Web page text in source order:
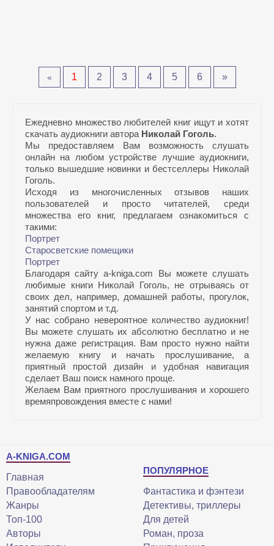
« 1 2 3 4 5 6 »
Ежедневно множество любителей книг ищут и хотят
скачать аудиокниги автора Николай Гоголь.
Мы предоставляем Вам возможность слушать
онлайн на любом устройстве лучшие аудиокниги,
только вышедшие новинки и бестселлеры Николай
Гоголь.
Исходя из многочисленных отзывов наших
пользователей и просто читателей, среди
множества его книг, предлагаем ознакомиться с
такими:
Портрет
Старосветские помещики
Портрет
Благодаря сайту a-kniga.com Вы можете слушать
любимые книги Николай Гоголь, не отрываясь от
своих дел, например, домашней работы, прогулок,
занятий спортом и т.д.
У нас собрано невероятное количество аудиокниг!
Вы можете слушать их абсолютно бесплатно и не
нужна даже регистрация. Вам просто нужно найти
желаемую книгу и начать прослушивание, а
приятный простой дизайн и удобная навигация
сделает Ваш поиск намного проще.
Желаем Вам приятного прослушивания и хорошего
времяпровождения вместе с нами!
A-KNIGA.COM
Главная
Правообладателям
Жанры
Топ-100
Авторы
ПОПУЛЯРНОЕ
Фантастика и фэнтези
Детективы, триллеры
Для детей
Роман, проза